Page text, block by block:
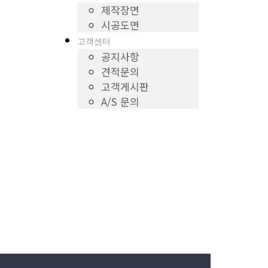
제작장면
시공도면
고객센터
공지사항
견적문의
고객게시판
A/S 문의